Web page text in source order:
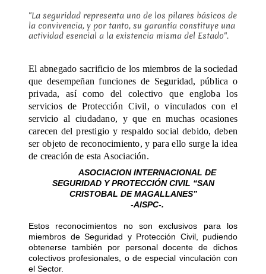
"La seguridad representa uno de los pilares básicos de
la convivencia, y por tanto, su garantía constituye una
actividad esencial a la existencia misma del Estado".
El abnegado sacrificio de los miembros de la sociedad
que desempeñan funciones de Seguridad, pública o
privada, así como del colectivo que engloba los
servicios de Protección Civil, o vinculados con el
servicio al ciudadano, y que en muchas ocasiones
carecen del prestigio y respaldo social debido, deben
ser objeto de reconocimiento, y para ello surge la idea
de creación de esta Asociación.
ASOCIACION INTERNACIONAL DE
SEGURIDAD Y PROTECCIÓN CIVIL “SAN
CRISTOBAL DE MAGALLANES”
-AISPC-.
Estos reconocimientos no son exclusivos para los
miembros de Seguridad y Protección Civil, pudiendo
obtenerse también por personal docente de dichos
colectivos profesionales, o de especial vinculación con
el Sector.